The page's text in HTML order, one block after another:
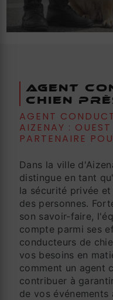
Agent
Chien
AGENT
AIZENAY :
PARTENAIRE
Dans la ville
distingue en tant
la sécurité privée
des personnes.
son savoir-faire,
compte parmi ses
conducteurs de
vos besoins en
comment un agent
contribuer à
de vos événements